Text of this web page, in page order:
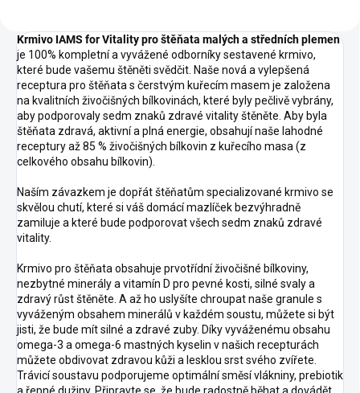
Krmivo IAMS for Vitality pro štěňata malých a středních plemen
je 100% kompletní a vyvážené odborníky sestavené krmivo,
které bude vašemu štěněti svědčit. Naše nová a vylepšená
receptura pro štěňata s čerstvým kuřecím masem je založena
na kvalitních živočišných bílkovinách, které byly pečlivě vybrány,
aby podporovaly sedm znaků zdravé vitality štěněte. Aby byla
štěňata zdravá, aktivní a plná energie, obsahují naše lahodné
receptury až 85 % živočišných bílkovin z kuřecího masa (z
celkového obsahu bílkovin).
Naším závazkem je dopřát štěňatům specializované krmivo se
skvělou chutí, které si váš domácí mazlíček bezvýhradně
zamiluje a které bude podporovat všech sedm znaků zdravé
vitality.
Krmivo pro štěňata obsahuje prvotřídní živočišné bílkoviny,
nezbytné minerály a vitamín D pro pevné kosti, silné svaly a
zdravý růst štěněte. A až ho uslyšíte chroupat naše granule s
vyváženým obsahem minerálů v každém soustu, můžete si být
jisti, že bude mít silné a zdravé zuby. Díky vyváženému obsahu
omega-3 a omega-6 mastných kyselin v našich recepturách
můžete obdivovat zdravou kůži a lesklou srst svého zvířete.
Trávicí soustavu podporujeme optimální směsí vlákniny, prebiotik